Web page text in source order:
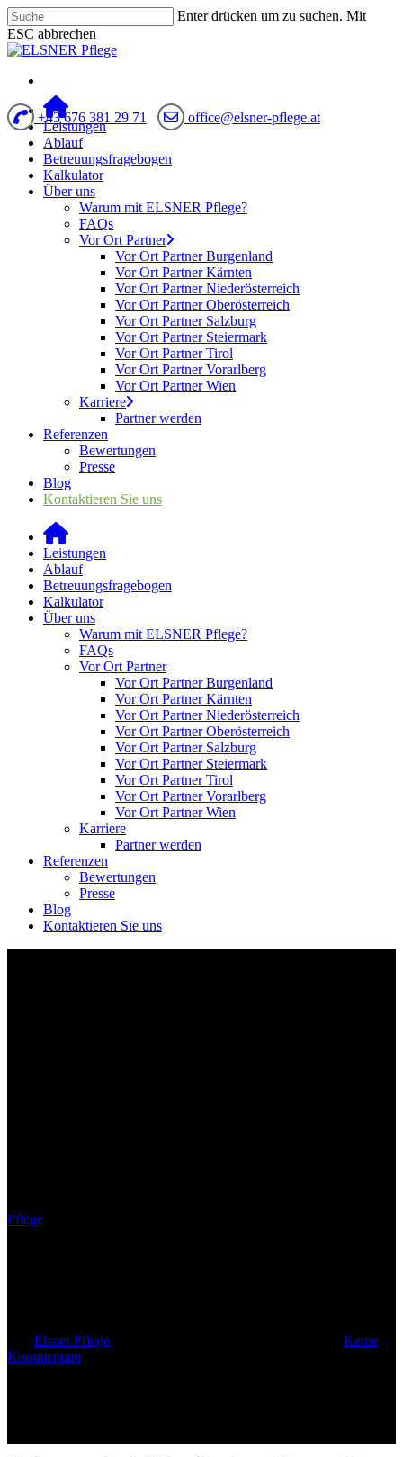
Enter drücken um zu suchen. Mit
ESC abbrechen
+43 676 381 29 71 office@elsner-pflege.at
Leistungen
Ablauf
Betreuungsfragebogen
Kalkulator
Über uns
Warum mit ELSNER Pflege?
FAQs
Vor Ort Partner
Vor Ort Partner Burgenland
Vor Ort Partner Kärnten
Vor Ort Partner Niederösterreich
Vor Ort Partner Oberösterreich
Vor Ort Partner Salzburg
Vor Ort Partner Steiermark
Vor Ort Partner Tirol
Vor Ort Partner Vorarlberg
Vor Ort Partner Wien
Karriere
Partner werden
Referenzen
Bewertungen
Presse
Blog
Kontaktieren Sie uns
Leistungen
Ablauf
Betreuungsfragebogen
Kalkulator
Über uns
Warum mit ELSNER Pflege?
FAQs
Vor Ort Partner
Vor Ort Partner Burgenland
Vor Ort Partner Kärnten
Vor Ort Partner Niederösterreich
Vor Ort Partner Oberösterreich
Vor Ort Partner Salzburg
Vor Ort Partner Steiermark
Vor Ort Partner Tirol
Vor Ort Partner Vorarlberg
Vor Ort Partner Wien
Karriere
Partner werden
Referenzen
Bewertungen
Presse
Blog
Kontaktieren Sie uns
Pflege
Elsner Pflege
Keine
Kommentare